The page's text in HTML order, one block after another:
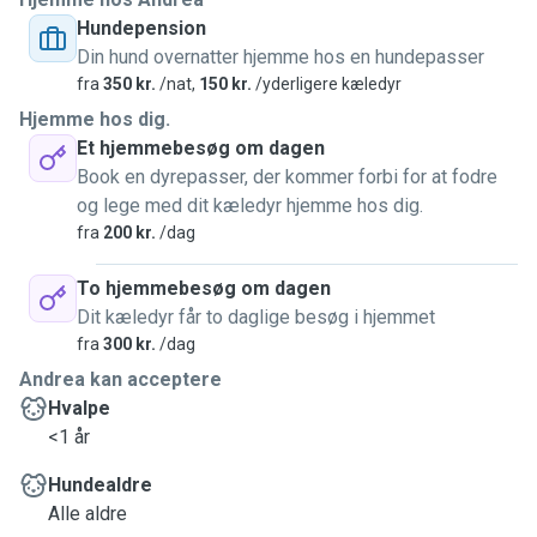
Hundepension
Din hund overnatter hjemme hos en hundepasser
fra 350 kr. /nat, 150 kr. /yderligere kæledyr
Hjemme hos dig.
Et hjemmebesøg om dagen
Book en dyrepasser, der kommer forbi for at fodre
og lege med dit kæledyr hjemme hos dig.
fra 200 kr. /dag
To hjemmebesøg om dagen
Dit kæledyr får to daglige besøg i hjemmet
fra 300 kr. /dag
Andrea kan acceptere
Hvalpe
<1 år
Hundealdre
Alle aldre